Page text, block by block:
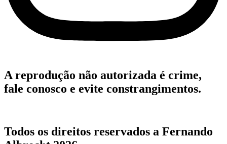
A reprodução não autorizada é crime,
fale conosco e evite constrangimentos.
Todos os direitos reservados a Fernando